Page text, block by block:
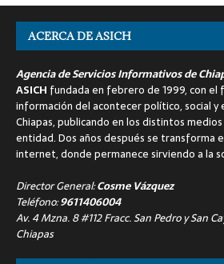
ACERCA DE ASICH
Agencia de Servicios Informativos de
ASICH fundada en febrero de 1999, con el
información del acontecer político, social
Chiapas, publicando en los distintos
entidad. Dos años después se transforma
internet, donde permanece sirviendo a la
Director General:Cosme Vázquez
Teléfono:9611406004
Av. 4 Mzna. 8 #112 Fracc. San Pedro y San
Chiapas